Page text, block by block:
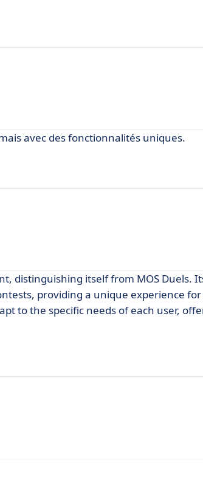
avec des fonctionnalités uniques.
distinguishing itself from MOS Duels.
providing a unique experience for
to the specific needs of each user,